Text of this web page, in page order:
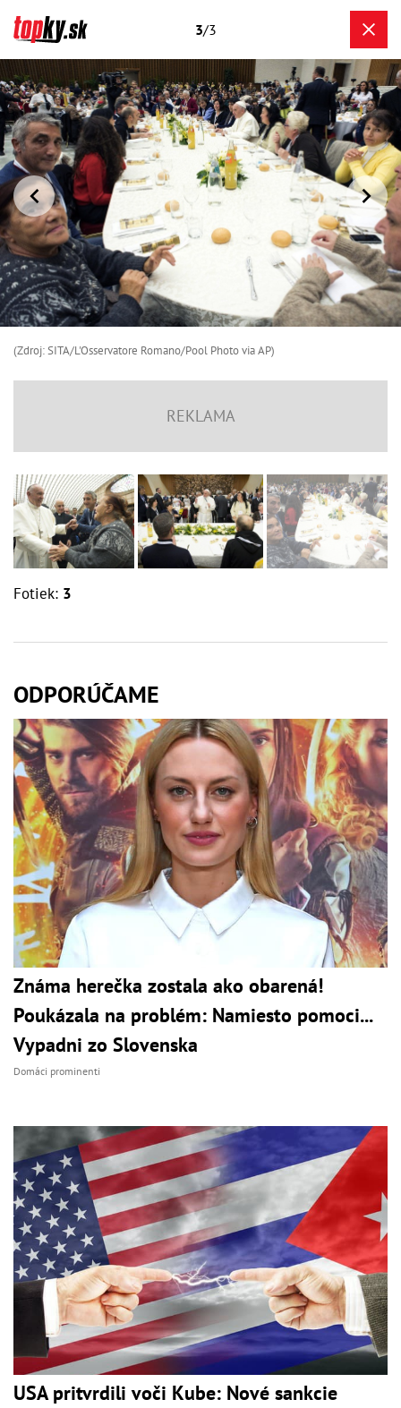
3/3
(Zdroj: SITA/L'Osservatore Romano/Pool Photo via AP)
Fotiek: 3
ODPORÚČAME
Známa herečka zostala ako obarená!
Poukázala na problém: Namiesto pomoci...
Vypadni zo Slovenska
Domáci prominenti
USA pritvrdili voči Kube: Nové sankcie